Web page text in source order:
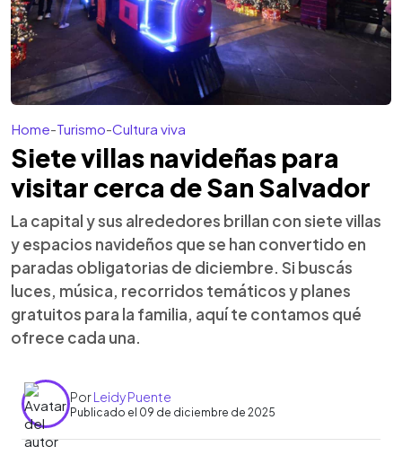
Home-Turismo-Cultura viva
Siete villas navideñas para
visitar cerca de San Salvador
La capital y sus alrededores brillan con siete villas
y espacios navideños que se han convertido en
paradas obligatorias de diciembre. Si buscás
luces, música, recorridos temáticos y planes
gratuitos para la familia, aquí te contamos qué
ofrece cada una.
PorLeidy Puente
Publicado el 09 de diciembre de 2025